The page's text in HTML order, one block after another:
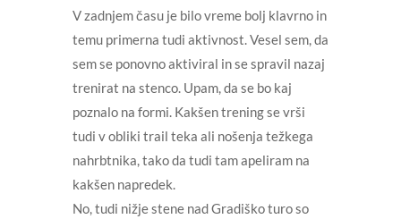
V zadnjem času je bilo vreme bolj klavrno in
temu primerna tudi aktivnost. Vesel sem, da
sem se ponovno aktiviral in se spravil nazaj
trenirat na stenco. Upam, da se bo kaj
poznalo na formi. Kakšen trening se vrši
tudi v obliki trail teka ali nošenja težkega
nahrbtnika, tako da tudi tam apeliram na
kakšen napredek.
No, tudi nižje stene nad Gradiško turo so